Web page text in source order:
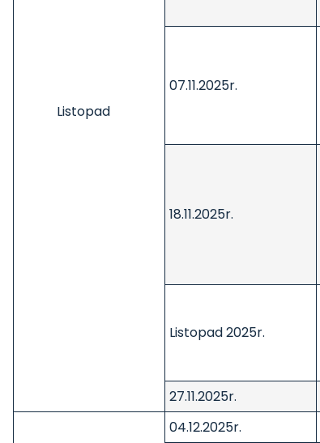
Listopad
07.11.2025r.
18.11.2025r.
Listopad 2025r.
27.11.2025r.
04.12.2025r.